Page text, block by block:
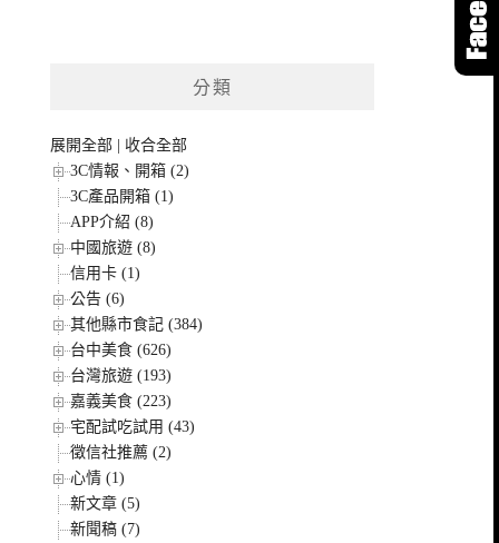
分類
展開全部
收合全部
3C情報、開箱 (2)
3C產品開箱 (1)
APP介紹 (8)
中國旅遊 (8)
信用卡 (1)
公告 (6)
其他縣市食記 (384)
台中美食 (626)
台灣旅遊 (193)
嘉義美食 (223)
宅配試吃試用 (43)
徵信社推薦 (2)
心情 (1)
新文章 (5)
新聞稿 (7)